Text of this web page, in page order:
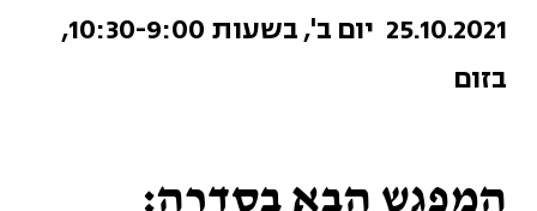
25.10.2021 יום ב', בשעות 10:30-9:00,
בזום
המפגש הבא בסדרה: